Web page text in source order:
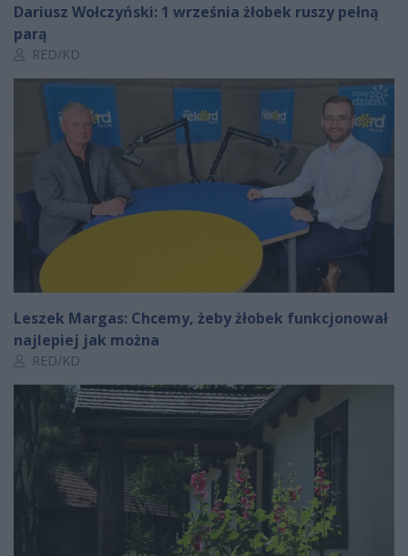
Dariusz Wołczyński: 1 września żłobek ruszy pełną
parą
Autor artykułu:
RED/KD
Leszek Margas: Chcemy, żeby żłobek funkcjonował
najlepiej jak można
Autor artykułu:
RED/KD